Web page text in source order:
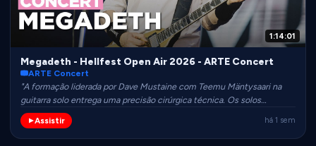
1:14:01
Megadeth - Hellfest Open Air 2026 - ARTE Concert
ARTE Concert
"A formação liderada por Dave Mustaine com Teemu Mäntysaari na
guitarra solo entrega uma precisão cirúrgica técnica. Os solos
clássicos de ícones como Marty Friedman são executados com
absoluto respeito à obra original, combinados com uma cozinha
rítmica impecável e pesada."
Assistir há 1 sem